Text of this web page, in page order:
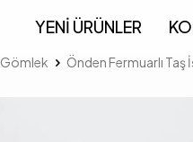
YENİ ÜRÜNLER
Gömlek Önden Fermuarlı